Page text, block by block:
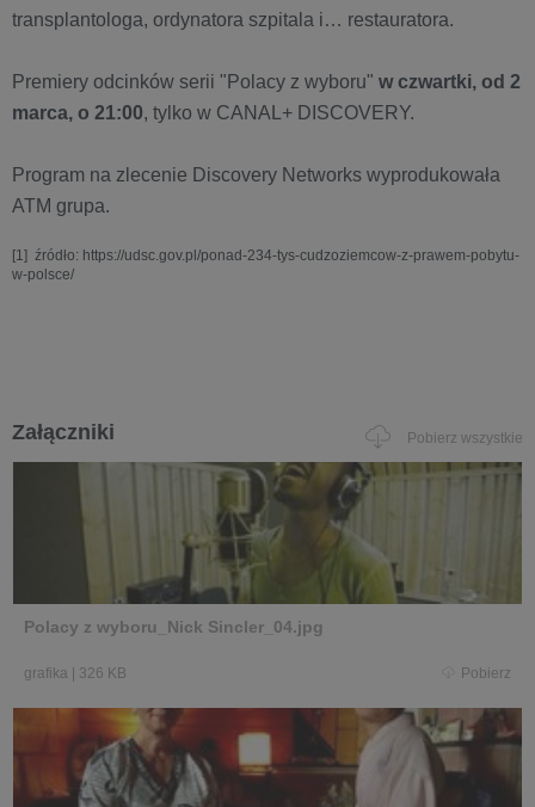
transplantologa, ordynatora szpitala i… restauratora.
Premiery odcinków serii "Polacy z wyboru" w czwartki, od 2
marca, o 21:00, tylko w CANAL+ DISCOVERY.
Program na zlecenie Discovery Networks wyprodukowała
ATM grupa.
[1] źródło: https://udsc.gov.pl/ponad-234-tys-cudzoziemcow-z-prawem-pobytu-
w-polsce/
Załączniki Pobierz wszystkie
Polacy z wyboru_Nick Sincler_04.jpg
grafika 326 KB Pobierz